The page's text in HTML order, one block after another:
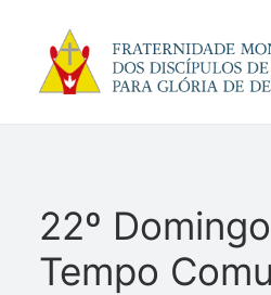
FUNDADOR
MEDJUGORJE
22º
Tempo